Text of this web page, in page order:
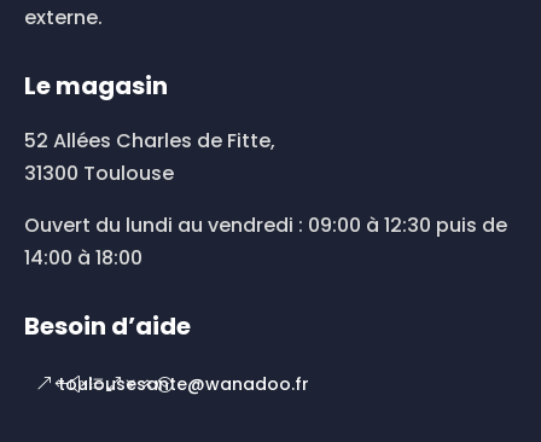
externe.
Le magasin
52 Allées Charles de Fitte,
31300 Toulouse
Ouvert du lundi au vendredi : 09:00 à 12:30 puis de
14:00 à 18:00
Besoin d’aide
toulousesante@wanadoo.fr